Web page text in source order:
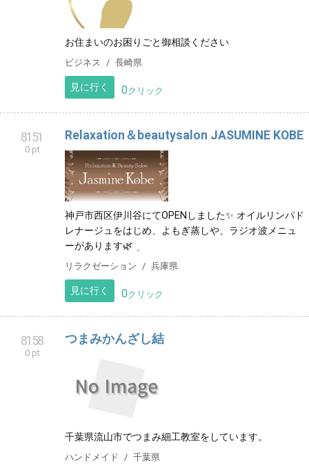
お住まいのお困りごと御相談ください
ビジネス 長崎県
見に行く 0クリック
8151
0 pt
Relaxation＆beautysalon JASUMINE KOBE
神戸市西区伊川谷にてOPENしました✨️ オイルリンパド
レナージュをはじめ、よもぎ蒸しや、ラジオ波メニュ
ーがあります🌿‬ ܸ
リラクゼーション 兵庫県
見に行く 0クリック
8158
0 pt
つまみかんざし結
千葉県流山市でつまみ細工教室をしています。
ハンドメイド 千葉県